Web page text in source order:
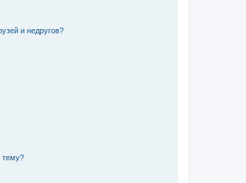
и недругов?
тему?